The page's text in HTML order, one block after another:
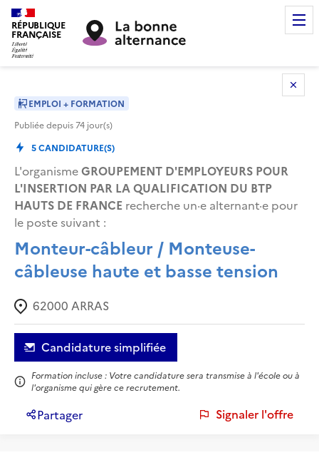
RÉPUBLIQUE
FRANÇAISE
EMPLOI + FORMATION
Publiée depuis74 jour(s)
5CANDIDATURE(S)
L'organismeGROUPEMENT D'EMPLOYEURS POUR
L'INSERTION PAR LA QUALIFICATION DU BTP
HAUTS DE FRANCE recherche un·e alternant·e pour
le poste suivant :
Monteur-câbleur / Monteuse-
câbleuse haute et basse tension
62000 ARRAS
Candidature simplifiée
Formation incluse : Votre candidature sera transmise à l'école ou à
l'organisme qui gère ce recrutement.
Partager Signaler l'offre